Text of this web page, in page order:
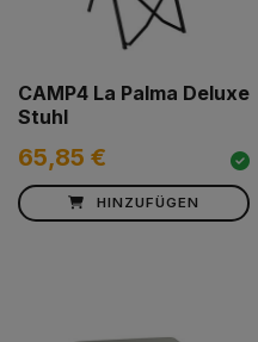
CAMP4 La Palma Deluxe
Stuhl
65,85 €
HINZUFÜGEN